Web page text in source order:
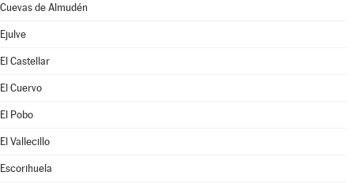
Cuevas de Almudén
Ejulve
El Castellar
El Cuervo
El Pobo
El Vallecillo
Escorihuela